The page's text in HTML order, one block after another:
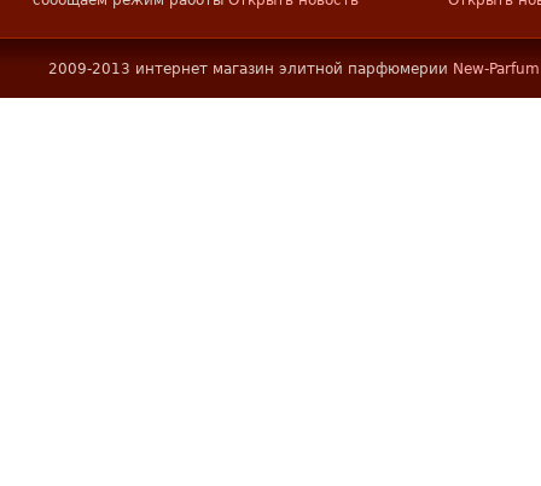
2009-2013 интернет магазин элитной парфюмерии New-